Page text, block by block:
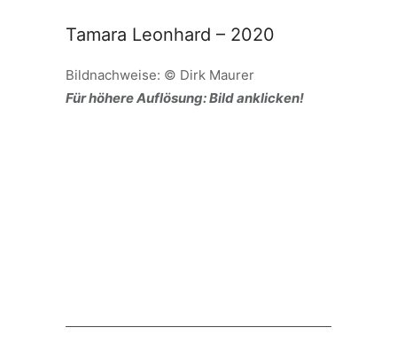
Tamara Leonhard – 2020
Bildnachweise: © Dirk Maurer
Für höhere Auflösung: Bild anklicken!